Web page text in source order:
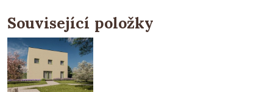
Související položky